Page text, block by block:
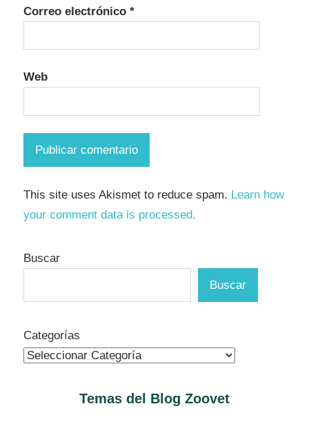
Correo electrónico *
Web
This site uses Akismet to reduce spam. Learn how
your comment data is processed.
Buscar
Buscar
Categorías
Temas del Blog Zoovet